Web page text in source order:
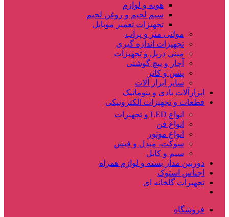
هویه و لوازم
سیم لحیم و روغن لحیم
تجهیزات تعمیر موبایل
مولتی متر و پراب
تجهیزات اندازه گیری
مینی دریل و تجهیزات
آچار و پیچ گوشتی
پنس و کاتر
سایر ابزار آلات
ابزارآلات بادی و پنوماتیک
قطعات و تجهیزات الکترونیکی
انواع LED و تجهیزات
انواع فن
انواع موتور
سوکت، مبدل و فیش
سیم و کابل
دوربین مدار بسته و لوازم همراه
اجناس استوک
تجهیزات گلخانه ای
فروشگاه